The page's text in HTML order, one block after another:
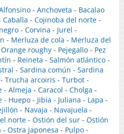
- Anchoveta - Bacalao
Caballa - Cojinoba del norte -
- Corvina - Jurel -
- Merluza de cola - Merluza del
Orange roughy - Pejegallo - Pez
- Reineta - Salmón atlántico -
- Sardina común - Sardina
- Trucha arcoiris - Turbot -
- Almeja - Caracol - Cholga -
- Huepo - Jibia - Juliana - Lapa -
- Navaja - Navajuela -
norte - Ostión del sur - Ostión
- Ostra japonesa - Pulpo -